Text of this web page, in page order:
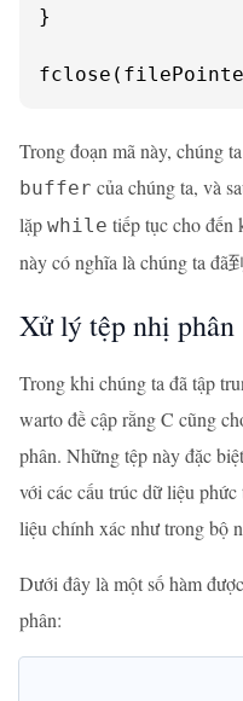
}
Trong đoạn mã này, chúng
buffer của chúng ta, và
lặp while tiếp tục cho đến
này có nghĩa là chúng ta đã
Xử lý tệp nhị phân
Trong khi chúng ta đã tập
warto đề cập rằng C cũng
phân. Những tệp này đặc
với các cấu trúc dữ liệu
liệu chính xác như trong bộ
Dưới đây là một số hàm
phân: